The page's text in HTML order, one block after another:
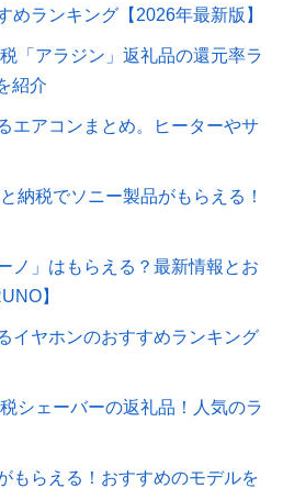
めランキング【2026年最新版】
「アラジン」返礼品の還元率ラ
紹介
エアコンまとめ。ヒーターやサ
納税でソニー製品がもらえる！
ノ」はもらえる？最新情報とお
】
イヤホンのおすすめランキング
シェーバーの返礼品！人気のラ
もらえる！おすすめのモデルを